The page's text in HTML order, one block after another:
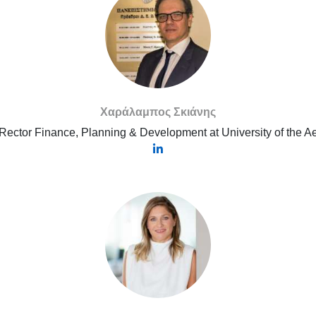
Χαράλαμπος Σκιάνης
Finance, Planning & Development at University of the